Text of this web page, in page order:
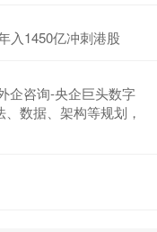
入1450亿冲刺港股
企咨询-央企巨头数字
数据、架构等规划，